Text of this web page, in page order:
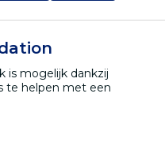
is mogelijk dankzij
te helpen met een